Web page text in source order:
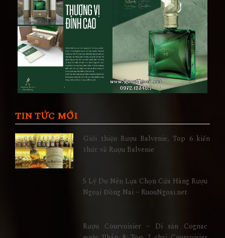
TIN TỨC MỚI
Giới thiệu Rượu Balvenie, Top 6 kiến
thức về Rượu Balvenie
5 Lý Do Nên Lựa Chọn Cửa Hàng Rượu
Ngoại Đồng Nai – RuouNgoai.net
Rượu Courvoisier – Di sản Cognac